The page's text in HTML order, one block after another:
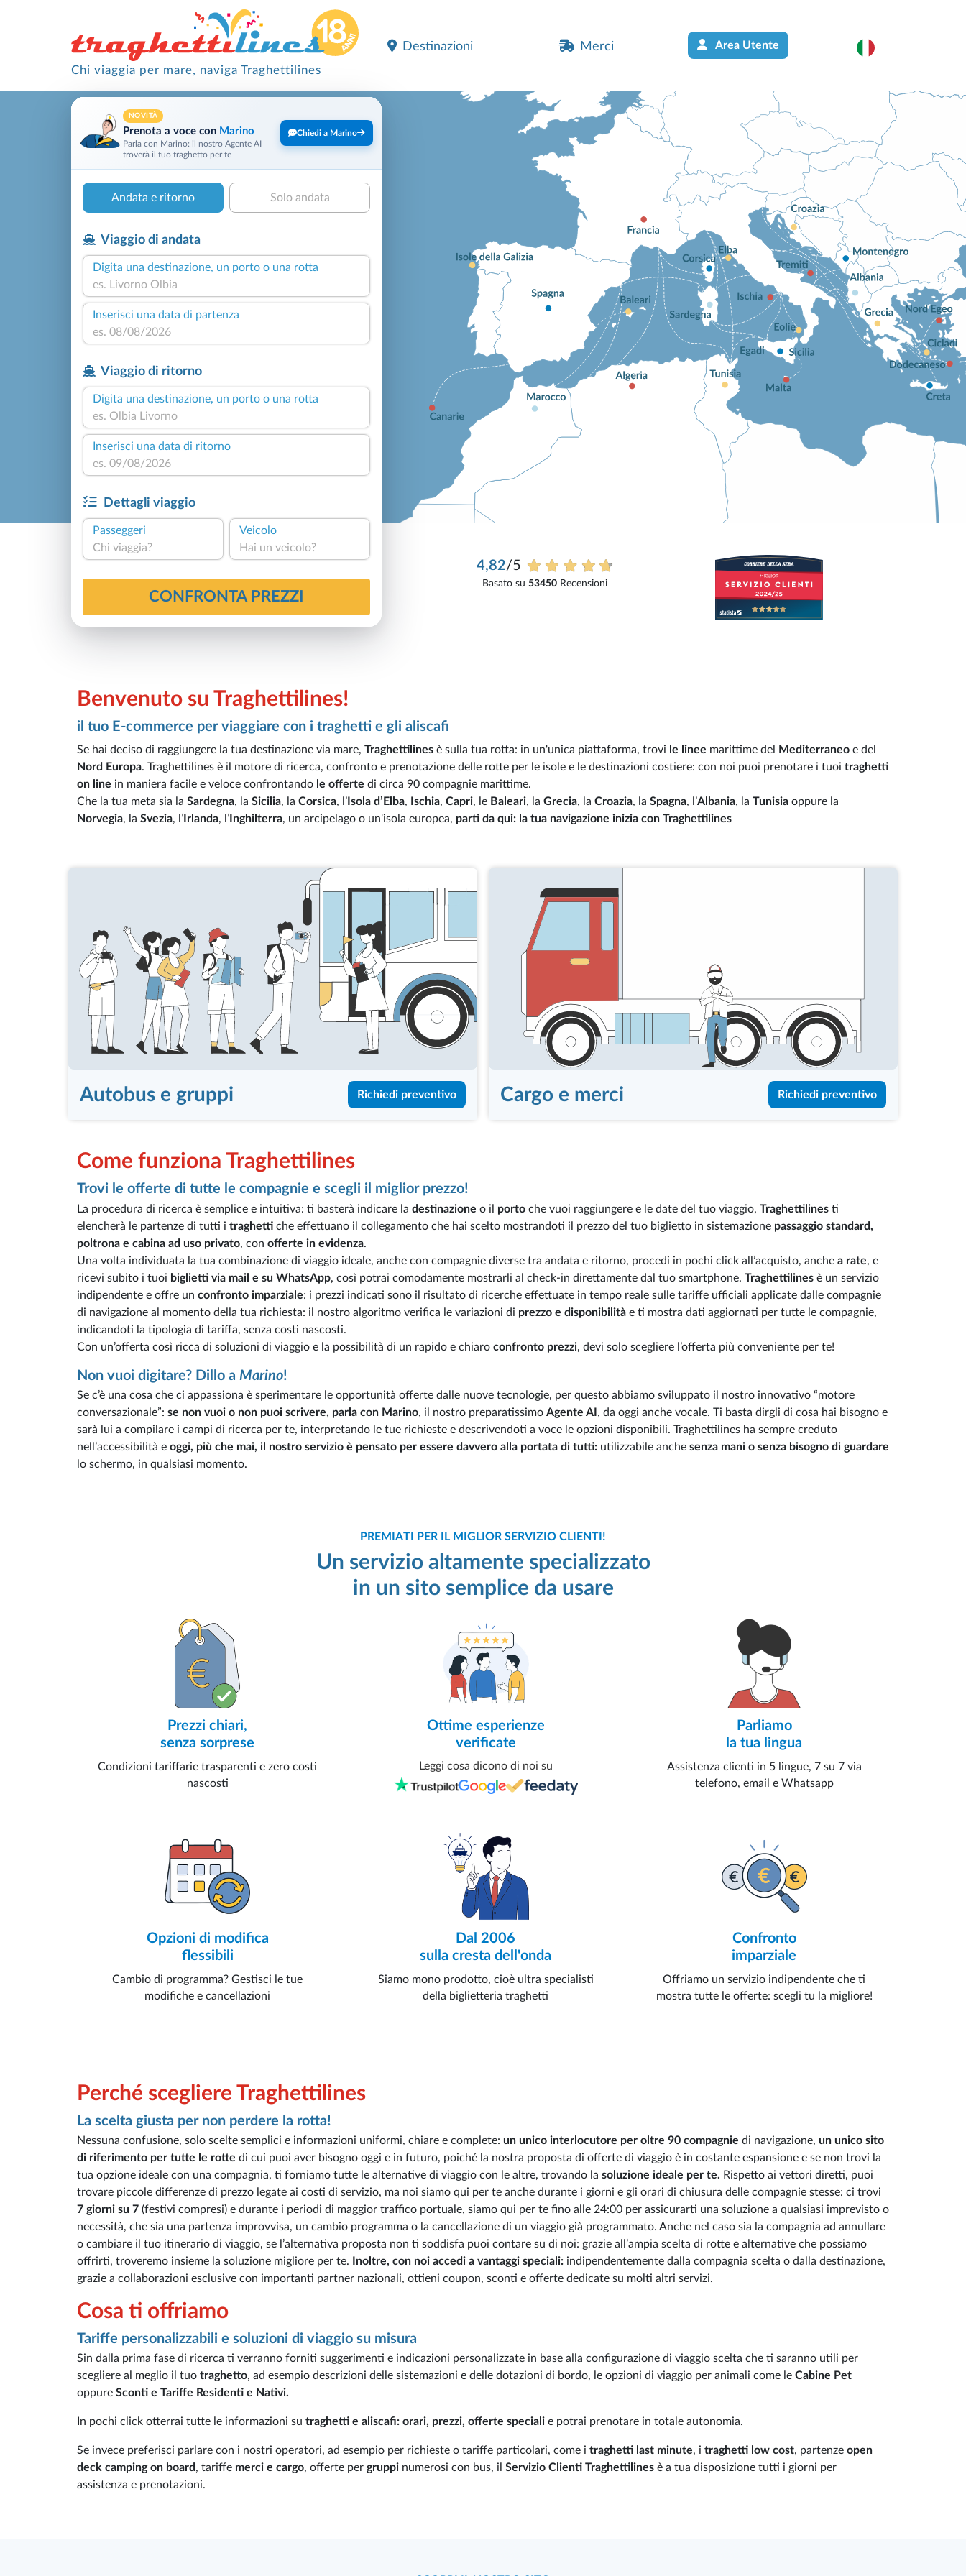
Chi viaggia per mare, naviga Traghettilines
Destinazioni Merci Area Utente
NOVITÀ
Prenota a voce con Marino
Parla con Marino: il nostro Agente AI
troverà il tuo traghetto per te
Chiedi a Marino
Andata e ritorno Solo andata
Viaggio di andata
Digita una destinazione, un porto o una rotta
Inserisci una data di partenza
Viaggio di ritorno
Digita una destinazione, un porto o una rotta
Inserisci una data di ritorno
Dettagli viaggio
Passeggeri
Chi viaggia?
Veicolo
Hai un veicolo?
CONFRONTA PREZZI
4,82/5
Basato su53450 Recensioni
Benvenuto su Traghettilines!
il tuo E-commerce per viaggiare con i traghetti e gli aliscafi
Se hai deciso di raggiungere la tua destinazione via mare, Traghettilines è sulla tua rotta: in un'unica piattaforma, trovi le linee marittime del Mediterraneo e del
Nord Europa. Traghettilines è il motore di ricerca, confronto e prenotazione delle rotte per le isole e le destinazioni costiere: con noi puoi prenotare i tuoi traghetti
on line in maniera facile e veloce confrontando le offerte di circa 90 compagnie marittime.
Che la tua meta sia la Sardegna, la Sicilia, la Corsica, l’ Isola d’Elba, Ischia, Capri, le Baleari, la Grecia, la Croazia, la Spagna, l’Albania, la Tunisia oppure la
Norvegia, la Svezia, l’ Irlanda, l’ Inghilterra, un arcipelago o un'isola europea, parti da qui: la tua navigazione inizia con Traghettilines
Autobus e gruppi Richiedi preventivo Cargo e merci Richiedi preventivo
Come funziona Traghettilines
Trovi le offerte di tutte le compagnie e scegli il miglior prezzo!
La procedura di ricerca è semplice e intuitiva: ti basterà indicare la destinazione o il porto che vuoi raggiungere e le date del tuo viaggio, Traghettilines ti
elencherà le partenze di tutti i traghetti che effettuano il collegamento che hai scelto mostrandoti il prezzo del tuo biglietto in sistemazione passaggio standard,
poltrona e cabina ad uso privato, con offerte in evidenza.
Una volta individuata la tua combinazione di viaggio ideale, anche con compagnie diverse tra andata e ritorno, procedi in pochi click all’acquisto, anche a rate, e
ricevi subito i tuoi biglietti via mail e su WhatsApp, così potrai comodamente mostrarli al check-in direttamente dal tuo smartphone. Traghettilines è un servizio
indipendente e offre un confronto imparziale: i prezzi indicati sono il risultato di ricerche effettuate in tempo reale sulle tariffe ufficiali applicate dalle compagnie
di navigazione al momento della tua richiesta: il nostro algoritmo verifica le variazioni di prezzo e disponibilità e ti mostra dati aggiornati per tutte le compagnie,
indicandoti la tipologia di tariffa, senza costi nascosti.
Con un’offerta così ricca di soluzioni di viaggio e la possibilità di un rapido e chiaro confronto prezzi, devi solo scegliere l’offerta più conveniente per te!
Non vuoi digitare? Dillo a Marino!
Se c’è una cosa che ci appassiona è sperimentare le opportunità offerte dalle nuove tecnologie, per questo abbiamo sviluppato il nostro innovativo “motore
conversazionale”: se non vuoi o non puoi scrivere, parla con Marino, il nostro preparatissimo Agente AI , da oggi anche vocale. Ti basta dirgli di cosa hai bisogno e
sarà lui a compilare i campi di ricerca per te, interpretando le tue richieste e descrivendoti a voce le opzioni disponibili. Traghettilines ha sempre creduto
nell’accessibilità e oggi, più che mai, il nostro servizio è pensato per essere davvero alla portata di tutti: utilizzabile anche senza mani o senza bisogno di guardare
lo schermo, in qualsiasi momento.
PREMIATI PER IL MIGLIOR SERVIZIO CLIENTI!
Un servizio altamente specializzato
in un sito semplice da usare
Prezzi chiari,
senza sorprese
Condizioni tariffarie trasparenti e zero costi
nascosti
Ottime esperienze
verificate
Leggi cosa dicono di noi su
Parliamo
la tua lingua
Assistenza clienti in 5 lingue, 7 su 7 via
telefono, email e Whatsapp
Opzioni di modifica
flessibili
Cambio di programma? Gestisci le tue
modifiche e cancellazioni
Dal 2006
sulla cresta dell'onda
Siamo mono prodotto, cioè ultra specialisti
della biglietteria traghetti
Confronto
imparziale
Offriamo un servizio indipendente che ti
mostra tutte le offerte: scegli tu la migliore!
Perché scegliere Traghettilines
La scelta giusta per non perdere la rotta!
Nessuna confusione, solo scelte semplici e informazioni uniformi, chiare e complete: un unico interlocutore per oltre 90 compagnie di navigazione, un unico sito
di riferimento per tutte le rotte di cui puoi aver bisogno oggi e in futuro, poiché la nostra proposta di offerte di viaggio è in costante espansione e se non trovi la
tua opzione ideale con una compagnia, ti forniamo tutte le alternative di viaggio con le altre, trovando la soluzione ideale per te. Rispetto ai vettori diretti, puoi
trovare piccole differenze di prezzo legate ai costi di servizio, ma noi siamo qui per te anche durante i giorni e gli orari di chiusura delle compagnie stesse: ci trovi
7 giorni su 7 (festivi compresi) e durante i periodi di maggior traffico portuale, siamo qui per te fino alle 24:00 per assicurarti una soluzione a qualsiasi imprevisto o
necessità, che sia una partenza improvvisa, un cambio programma o la cancellazione di un viaggio già programmato. Anche nel caso sia la compagnia ad annullare
o cambiare il tuo itinerario di viaggio, se l’alternativa proposta non ti soddisfa puoi contare su di noi: grazie all’ampia scelta di rotte e alternative che possiamo
offrirti, troveremo insieme la soluzione migliore per te.
Inoltre, con noi accedi a vantaggi speciali: indipendentemente dalla compagnia scelta o dalla destinazione,
grazie a collaborazioni esclusive con importanti partner nazionali, ottieni coupon, sconti e offerte dedicate su molti altri servizi.
Cosa ti offriamo
Tariffe personalizzabili e soluzioni di viaggio su misura
Sin dalla prima fase di ricerca ti verranno forniti suggerimenti e indicazioni personalizzate in base alla configurazione di viaggio scelta che ti saranno utili per
scegliere al meglio il tuo traghetto, ad esempio descrizioni delle sistemazioni e delle dotazioni di bordo, le opzioni di viaggio per animali come le Cabine Pet
oppure Sconti e Tariffe Residenti e Nativi.
In pochi click otterrai tutte le informazioni su traghetti e aliscafi: orari, prezzi, offerte speciali e potrai prenotare in totale autonomia.
Se invece preferisci parlare con i nostri operatori, ad esempio per richieste o tariffe particolari, come i traghetti last minute, i traghetti low cost, partenze open
deck camping on board, tariffe merci e cargo, offerte per gruppi numerosi con bus, il Servizio Clienti Traghettilines è a tua disposizione tutti i giorni per
assistenza e prenotazioni.